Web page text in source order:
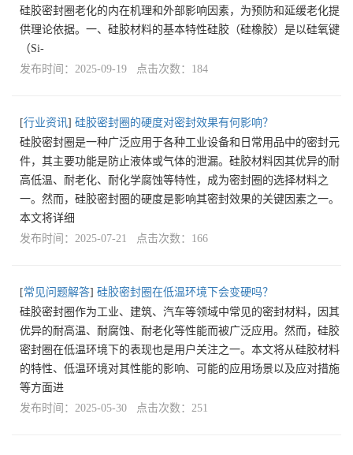
硅胶密封圈老化的内在机理和外部影响因素，为预防和延缓老化提
供理论依据。一、硅胶材料的基本特性硅胶（硅橡胶）是以硅氧键
（Si-
发布时间：2025-09-19 点击次数：184
[行业资讯] 硅胶密封圈的硬度对密封效果有何影响？
硅胶密封圈是一种广泛应用于各种工业设备和日常用品中的密封元
件，其主要功能是防止液体或气体的泄漏。硅胶材料因其优异的耐
高低温、耐老化、耐化学腐蚀等特性，成为密封圈的选择材料之
一。然而，硅胶密封圈的硬度是影响其密封效果的关键因素之一。
本文将详细
发布时间：2025-07-21 点击次数：166
[常见问题解答] 硅胶密封圈在低温环境下会变硬吗？
硅胶密封圈作为工业、建筑、汽车等领域中常见的密封材料，因其
优异的耐高温、耐腐蚀、耐老化等性能而被广泛应用。然而，硅胶
密封圈在低温环境下的表现也是用户关注之一。本文将从硅胶材料
的特性、低温环境对其性能的影响、可能的应用场景以及应对措施
等方面进
发布时间：2025-05-30 点击次数：251